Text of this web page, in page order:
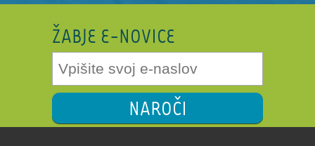
ŽABJE E-NOVICE
NAROČI